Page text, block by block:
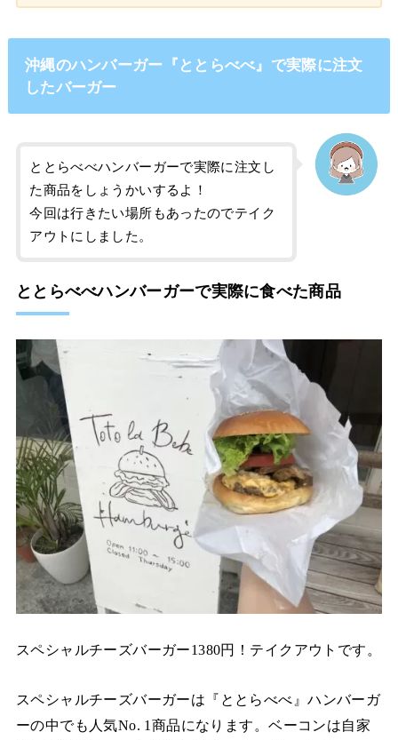
沖縄のハンバーガー『ととらべべ』で実際に注文
したバーガー
ととらべべハンバーガーで実際に注文し
た商品をしょうかいするよ！
今回は行きたい場所もあったのでテイク
アウトにしました。
ととらべべハンバーガーで実際に食べた商品
スペシャルチーズバーガー1380円！テイクアウトです。
スペシャルチーズバーガーは『ととらべべ』ハンバーガ
ーの中でも人気No. 1商品になります。ベーコンは自家